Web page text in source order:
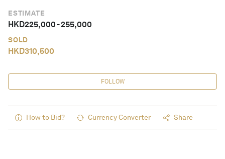
ESTIMATE
HKD225,000-255,000
SOLD
HKD310,500
FOLLOW
How to Bid? Currency Converter Share